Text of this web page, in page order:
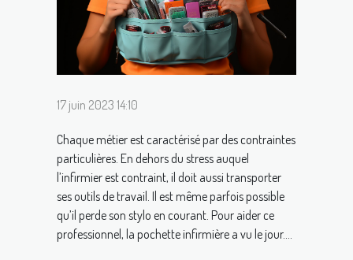
17 juin 2023 14:10
Chaque métier est caractérisé par des contraintes
particulières. En dehors du stress auquel
l’infirmier est contraint, il doit aussi transporter
ses outils de travail. Il est même parfois possible
qu’il perde son stylo en courant. Pour aider ce
professionnel, la pochette infirmière a vu le jour....